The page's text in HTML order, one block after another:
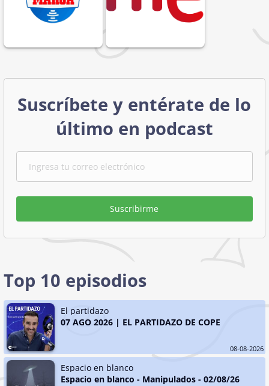
Suscríbete y entérate de lo
último en podcast
Suscribirme
Top 10 episodios
El partidazo
07 AGO 2026 | EL PARTIDAZO DE COPE
08-08-2026
Espacio en blanco
Espacio en blanco - Manipulados - 02/08/26